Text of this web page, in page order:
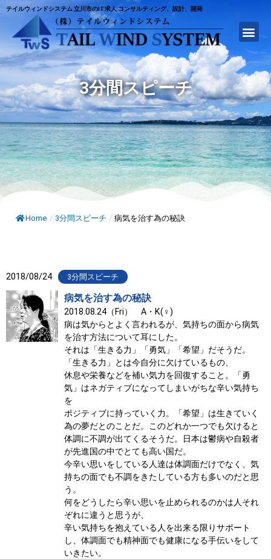
テイルウィンドシステム 立川市のIT求人 コンサルティング、設計、開発
3分間スピーチ
Home / 3分間スピーチ / 病気を治す為の秘訣
2018/08/24 3分間スピーチ
病気を治す為の秘訣
2018.08.24（Fri） A・K(♀)
病は気からとよく言われるが、気持ちの面から病気
を治す方法について耳にした。
それは「生きる力」「勇気」「希望」だそうだ。
「生きる力」とは今自分に欠けているもの、
休息や栄養などを補い気力を回復すること。「勇
気」はネガティブになってしまいがちな辛い気持ち
を
ポジティブに持っていく力。「希望」は生きていく
為の夢だとのことだ。このどれか一つでも欠けると
体調に不調が出てくるそうだ。日本は鬱病や自殺者
が先進国の中でとても高い国だ。
今辛い思いをしている人達は体調面だけでなく、気
持ちの面でも不調をきたしている方も多いのだと思
う。
何をどうしたら辛い思いを止められるのかは人それ
ぞれに違うと思うが、
辛い気持ちを抱えている人を出来る限りサポート
し、体調面でも精神面でも健康になる手伝いをして
いきたい。